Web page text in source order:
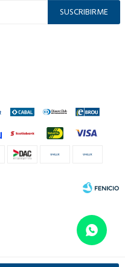
SUSCRIBIRME